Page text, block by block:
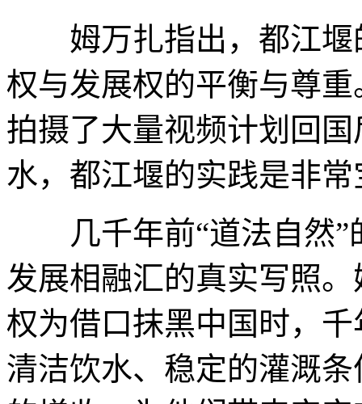
姆万扎指出，都江堰
权与发展权的平衡与尊
拍摄了大量视频计划回
水，都江堰的实践是非
几千年前“道法自然”
发展相融汇的真实写照
权为借口抹黑中国时，
清洁饮水、稳定的灌溉